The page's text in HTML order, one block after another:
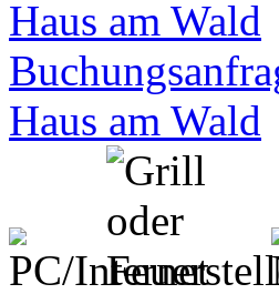
Haus am Wald
Haus am Wald